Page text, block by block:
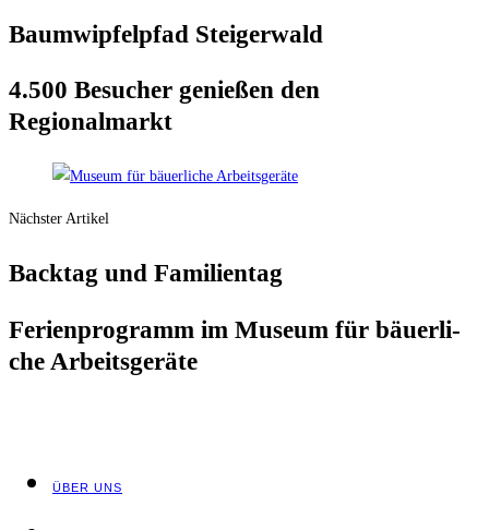
Baum­wip­fel­pfad Steigerwald
4.500 Besu­cher genie­ßen den
Regionalmarkt
Nächster Artikel
Back­tag und Familientag
Feri­en­pro­gramm im Muse­um für bäu­er­li­
che Arbeitsgeräte
ÜBER UNS